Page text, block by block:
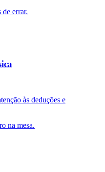
de errar.
às deduções e
na mesa.